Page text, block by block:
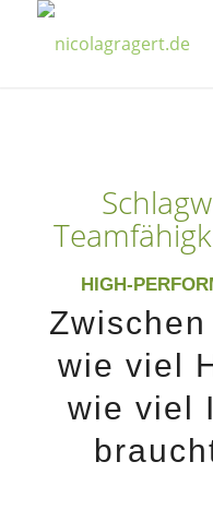
HIGH-
wie viel
wie viel